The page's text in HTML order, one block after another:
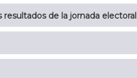
de la jornada electoral